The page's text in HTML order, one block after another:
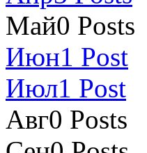
Май0 Posts
Июн1 Post
Июл1 Post
Авг0 Posts